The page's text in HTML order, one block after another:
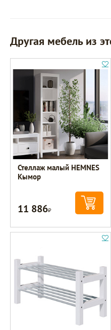
Другая мебель из
Стеллаж малый HEMNES
Кымор
11 886Р